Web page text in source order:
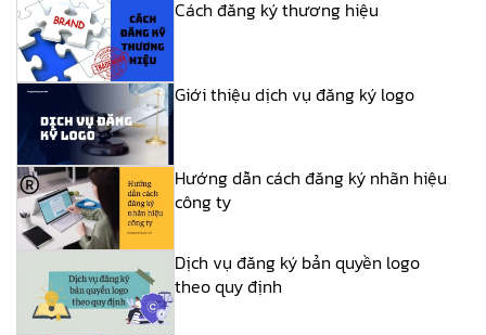
Cách đăng ký thương hiệu
Giới thiệu dịch vụ đăng ký logo
Hướng dẫn cách đăng ký nhãn hiệu
công ty
Dịch vụ đăng ký bản quyền logo
theo quy định